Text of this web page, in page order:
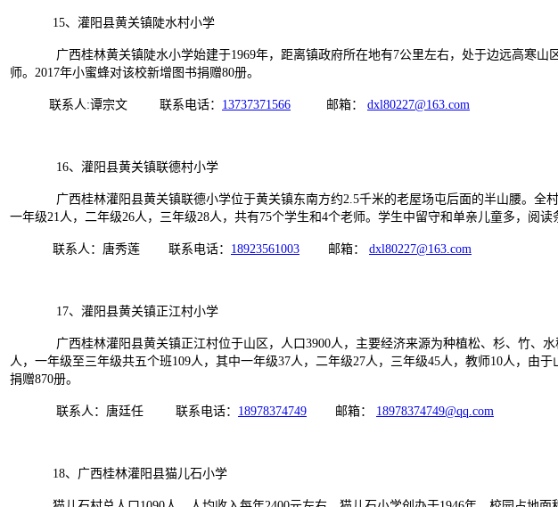
15、灌阳县黄关镇陡水村小学
广西桂林黄关镇陡水小学始建于1969年，距离镇政府所在地有7公里左右，处于边远高寒山区
师。2017年小蜜蜂对该校新增图书捐赠80册。
联系人:谭宗文 联系电话： 13737371566 邮箱： dxl80227@163.com
16、灌阳县黄关镇联德村小学
广西桂林灌阳县黄关镇联德小学位于黄关镇东南方约2.5千米的老屋场屯后面的半山腰。全村
一年级21人，二年级26人，三年级28人，共有75个学生和4个老师。学生中留守和单亲儿童多，阅读
联系人：唐秀莲 联系电话： 18923561003 邮箱： dxl80227@163.com
17、灌阳县黄关镇正江村小学
广西桂林灌阳县黄关镇正江村位于山区，人口3900人，主要经济来源为种植松、杉、竹、水
人，一年级至三年级共五个班109人，其中一年级37人，二年级27人，三年级45人，教师10人，
捐赠870册。
联系人：唐廷任 联系电话： 18978374749 邮箱： 18978374749@qq.com
18、广西桂林灌阳县猫儿石小学